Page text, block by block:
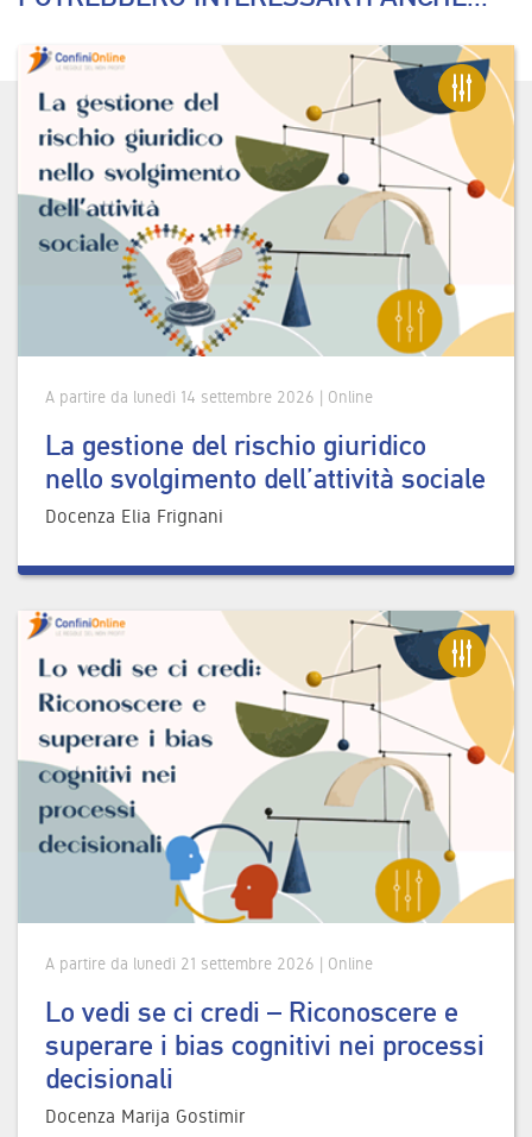
A partire da lunedì 14 settembre 2026 | Online
La gestione del rischio giuridico
nello svolgimento dell’attività sociale
Docenza Elia Frignani
A partire da lunedì 21 settembre 2026 | Online
Lo vedi se ci credi – Riconoscere e
superare i bias cognitivi nei processi
decisionali
Docenza Marija Gostimir